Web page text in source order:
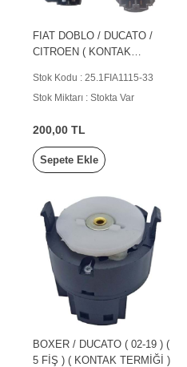
FIAT DOBLO / DUCATO /
CITROEN ( KONTAK
Stok Kodu : 25.1FIA1115-33
Stok Miktarı : Stokta Var
200,00 TL
Sepete Ekle
BOXER / DUCATO ( 02-19 ) (
5 FİŞ ) ( KONTAK TERMİĞİ )